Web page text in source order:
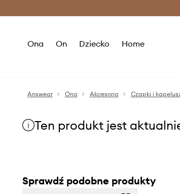
Ona On Dziecko Home
Answear Ona Akcesoria Czapki i
Ten produkt jest
Sprawdź podobne produkty